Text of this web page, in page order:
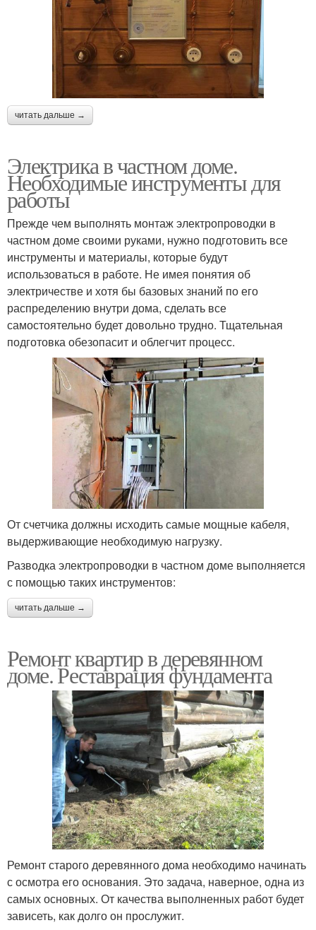
читать дальше →
Электрика в частном доме.
Необходимые инструменты для
работы
Прежде чем выполнять монтаж электропроводки в
частном доме своими руками, нужно подготовить все
инструменты и материалы, которые будут
использоваться в работе. Не имея понятия об
электричестве и хотя бы базовых знаний по его
распределению внутри дома, сделать все
самостоятельно будет довольно трудно. Тщательная
подготовка обезопасит и облегчит процесс.
От счетчика должны исходить самые мощные кабеля,
выдерживающие необходимую нагрузку.
Разводка электропроводки в частном доме выполняется
с помощью таких инструментов:
читать дальше →
Ремонт квартир в деревянном
доме. Реставрация фундамента
Ремонт старого деревянного дома необходимо начинать
с осмотра его основания. Это задача, наверное, одна из
самых основных. От качества выполненных работ будет
зависеть, как долго он прослужит.